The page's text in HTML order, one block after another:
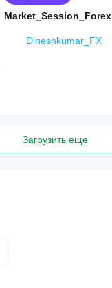
Market_Session_Forex
Dineshkumar_FX
Загрузить еще